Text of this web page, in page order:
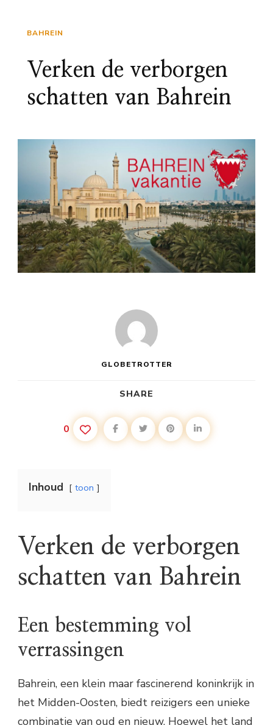
BAHREIN
Verken de verborgen
schatten van Bahrein
GLOBETROTTER
SHARE
0
Inhoud toon
Verken de verborgen
schatten van Bahrein
Een bestemming vol
verrassingen
Bahrein, een klein maar fascinerend koninkrijk in
het Midden-Oosten, biedt reizigers een unieke
combinatie van oud en nieuw. Hoewel het land